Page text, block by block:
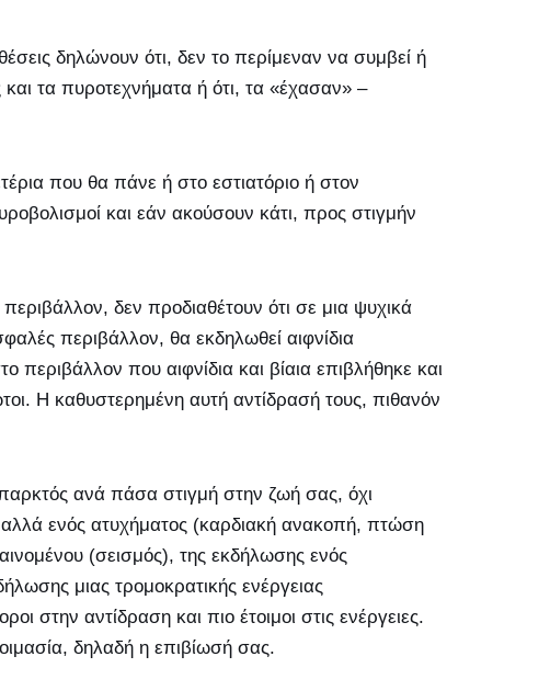
δηλώνουν ότι, δεν το περίμεναν να συμβεί ή
τα πυροτεχνήματα ή ότι, τα «έχασαν» –
που θα πάνε ή στο εστιατόριο ή στον
και εάν ακούσουν κάτι, προς στιγμήν
δεν προδιαθέτουν ότι σε μια ψυχικά
περιβάλλον, θα εκδηλωθεί αιφνίδια
περιβάλλον που αιφνίδια και βίαια επιβλήθηκε και
Η καθυστερημένη αυτή αντίδρασή τους, πιθανόν
ανά πάσα στιγμή στην ζωή σας, όχι
ενός ατυχήματος (καρδιακή ανακοπή, πτώση
(σεισμός), της εκδήλωσης ενός
μιας τρομοκρατικής ενέργειας
στην αντίδραση και πιο έτοιμοι στις ενέργειες.
δηλαδή η επιβίωσή σας.